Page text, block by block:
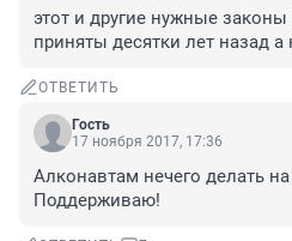
этот и другие нужные
приняты десятки лет назад а
ОТВЕТИТЬ
Гость
17 ноября 2017, 17:36
Алконавтам нечего делать
Поддерживаю!